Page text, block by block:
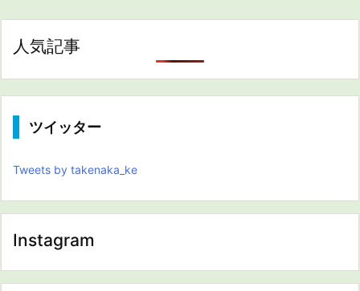
人気記事
ツイッター
Tweets by takenaka_ke
Instagram